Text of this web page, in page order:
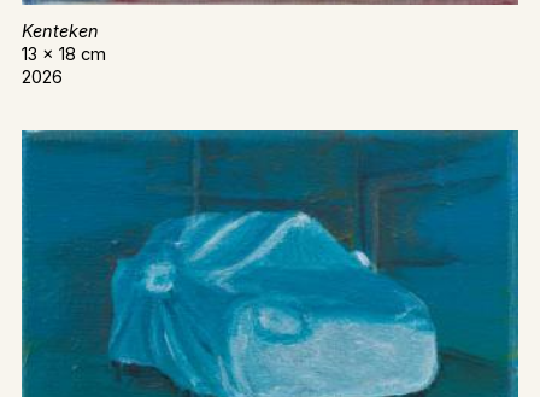
Kenteken
13 x 18 cm
2026